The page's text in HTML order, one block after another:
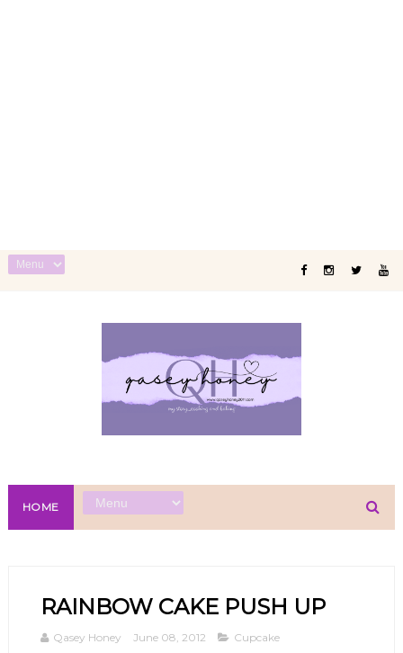
HOME
RAINBOW CAKE PUSH UP
Qasey Honey June 08, 2012 Cupcake